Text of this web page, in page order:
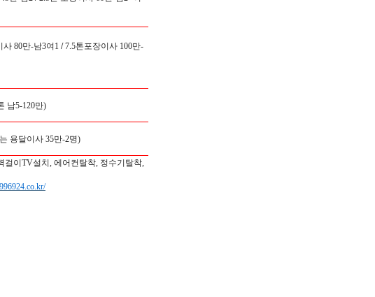
80만-남3여1 /7.5톤포장이사 100만-
남5-120만)
용달이사 35만-2명)
걸이TV설치, 에어컨탈착, 정수기탈착,